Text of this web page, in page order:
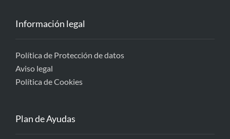
Información legal
Política de Protección de datos
Aviso legal
Política de Cookies
Plan de Ayudas